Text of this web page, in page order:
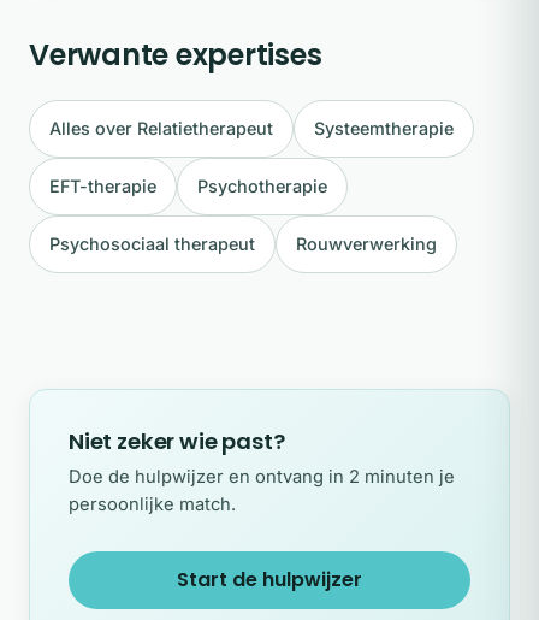
Verwante expertises
Alles over Relatietherapeut Systeemtherapie
EFT-therapie Psychotherapie
Psychosociaal therapeut Rouwverwerking
Niet zeker wie past?
Doe de hulpwijzer en ontvang in 2 minuten je
persoonlijke match.
Start de hulpwijzer